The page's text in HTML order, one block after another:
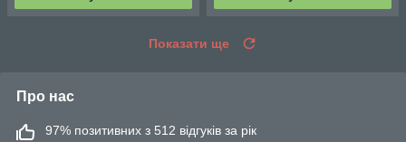
Показати ще
Про нас
97% позитивних з 512 відгуків за рік